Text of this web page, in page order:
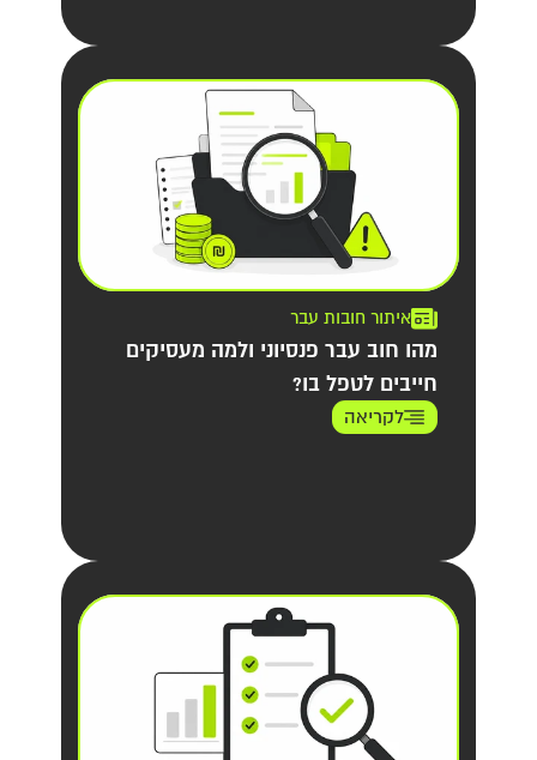
איתור חובות עבר
מהו חוב עבר פנסיוני ולמה מעסיקים
חייבים לטפל בו?
לקריאה